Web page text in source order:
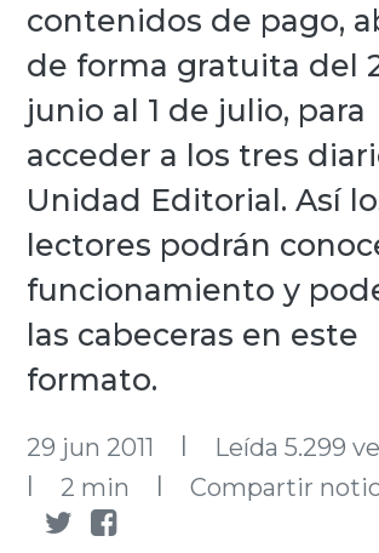
contenidos de pago,
de forma gratuita del
junio al 1 de julio, para
acceder a los tres
Unidad Editorial. Así
lectores podrán
funcionamiento y
las cabeceras en este
formato.
29 jun 2011 l Leída 5.299
l 2 min l Compartir